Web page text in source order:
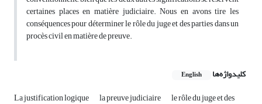
certaines places en matière judiciaire. Nous en avons tire les
conséquences pour déterminer le rôle du juge et des parties dans un
procès civil en matière de preuve.
کلیدواژه‌ها English
La justification logique la preuve judiciaire le rôle du juge et des